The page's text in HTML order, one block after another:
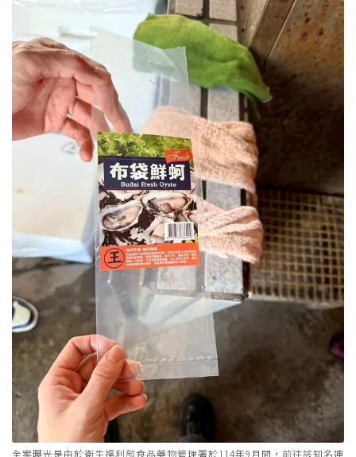
全案曝光是由於衛生福利部食品藥物管理署於114年9月間，前往該知名連